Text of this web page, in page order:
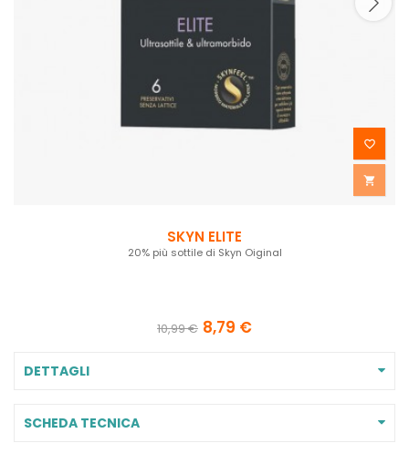


SKYN ELITE
20% più sottile di Skyn Oiginal
10,99 € 8,79 €
DETTAGLI
SCHEDA TECNICA